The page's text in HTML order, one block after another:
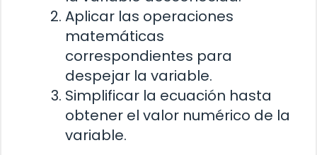
Aplicar las operaciones
matemáticas
correspondientes para
despejar la variable.
Simplificar la ecuación hasta
obtener el valor numérico de la
variable.